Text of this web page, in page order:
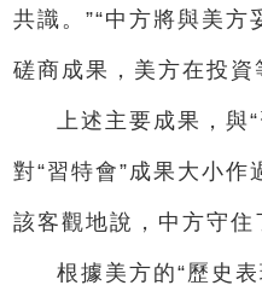
共識。”“中方將與美
磋商成果，美方在投資
上述主要成果，
對“習特會”成果大小作
該客觀地說，中方守住
根據美方的“歷史